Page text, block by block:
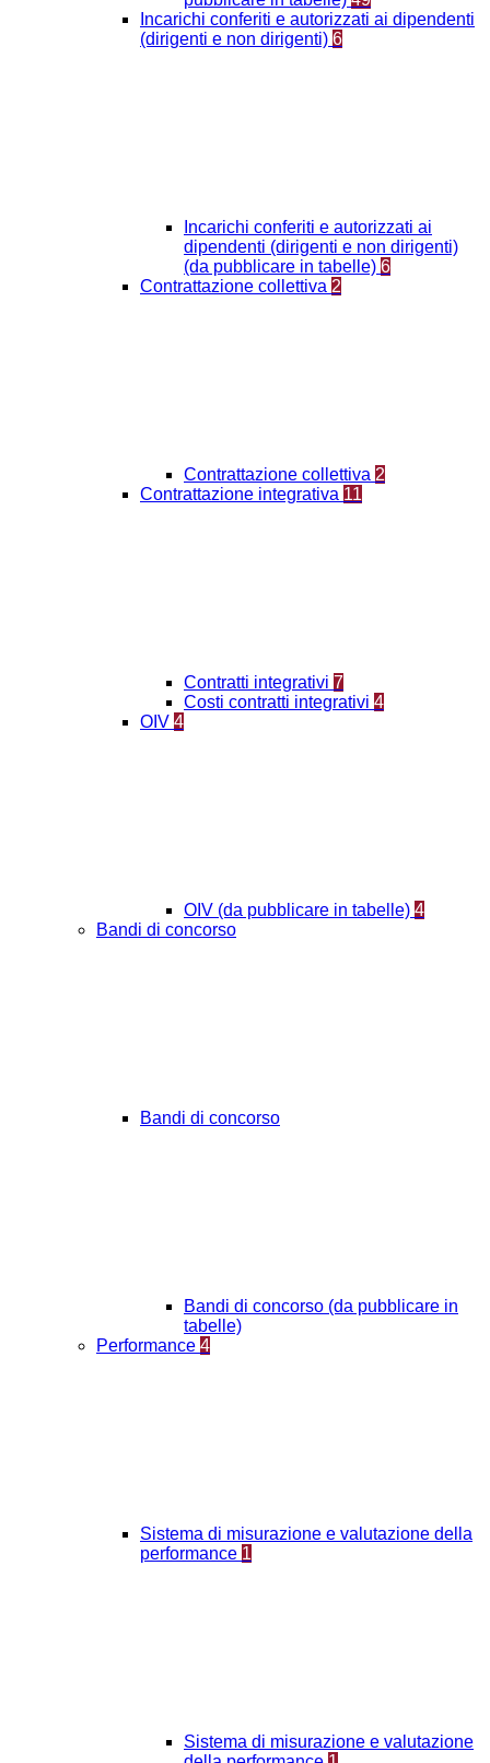
Incarichi conferiti e autorizzati ai dipendenti
(dirigenti e non dirigenti) 6
Incarichi conferiti e autorizzati ai
dipendenti (dirigenti e non dirigenti)
(da pubblicare in tabelle) 6
Contrattazione collettiva 2
Contrattazione collettiva 2
Contrattazione integrativa 11
Contratti integrativi 7
Costi contratti integrativi 4
OIV 4
OIV (da pubblicare in tabelle) 4
Bandi di concorso
Bandi di concorso
Bandi di concorso (da pubblicare in
tabelle)
Performance 4
Sistema di misurazione e valutazione della
performance 1
Sistema di misurazione e valutazione